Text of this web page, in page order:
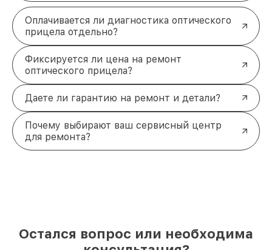
Оплачивается ли диагностика оптического
прицела отдельно?
Фиксируется ли цена на ремонт
оптического прицела?
Даете ли гарантию на ремонт и детали?
Почему выбирают ваш сервисный центр
для ремонта?
Остался вопрос или необходима